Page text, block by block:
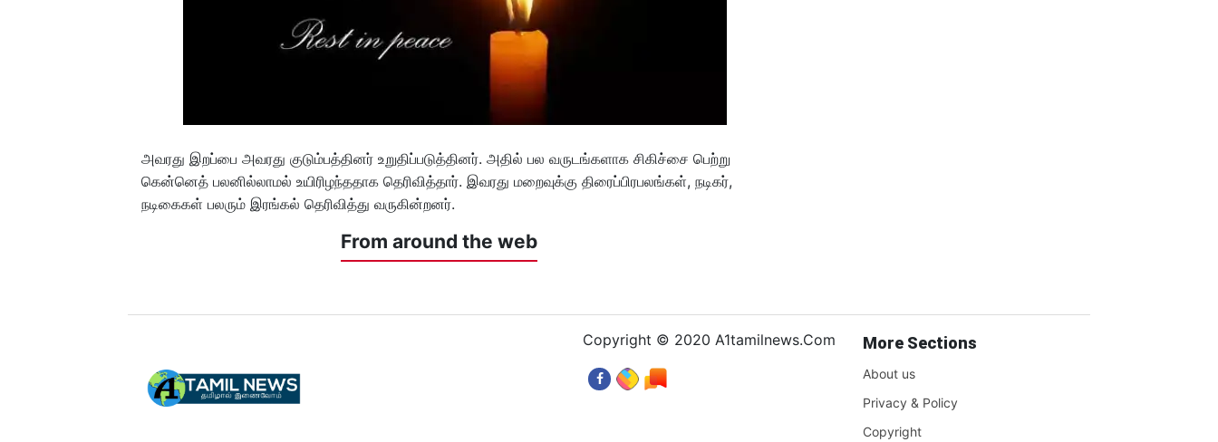
அவரது இறப்பை அவரது குடும்பத்தினர் உறுதிப்படுத்தினர். அதில் பல வருடங்களாக சிகிச்சை பெற்று
கென்னெத் பலனில்லாமல் உயிரிழந்ததாக தெரிவித்தார். இவரது மறைவுக்கு திரைப்பிரபலங்கள், நடிகர்,
நடிகைகள் பலரும் இரங்கல் தெரிவித்து வருகின்றனர்.
From around the web
Copyright © 2020 A1tamilnews.Com More Sections
About us
Privacy & Policy
Copyright